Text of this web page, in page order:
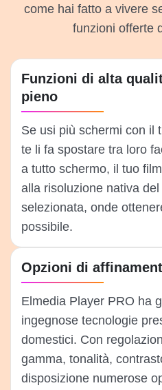
come hai fatto a vivere
funzioni offerte
Funzioni di alta
pieno
Se usi più schermi con il
te li fa spostare tra loro
a tutto schermo, il tuo
alla risoluzione nativa
selezionata, onde
possibile.
Opzioni di
Elmedia Player PRO ha
ingegnose tecnologie
domestici. Con
gamma, tonalità,
disposizione numerose